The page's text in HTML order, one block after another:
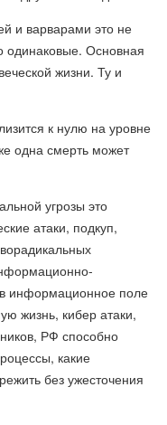
и варварами это не
одинаковые. Основная
жизни. Ту и
к нулю на уровне
одна смерть может
угрозы это
атаки, подкуп,
в информационное поле
жизнь, кибер атаки,
РФ способно
какие
без ужесточения